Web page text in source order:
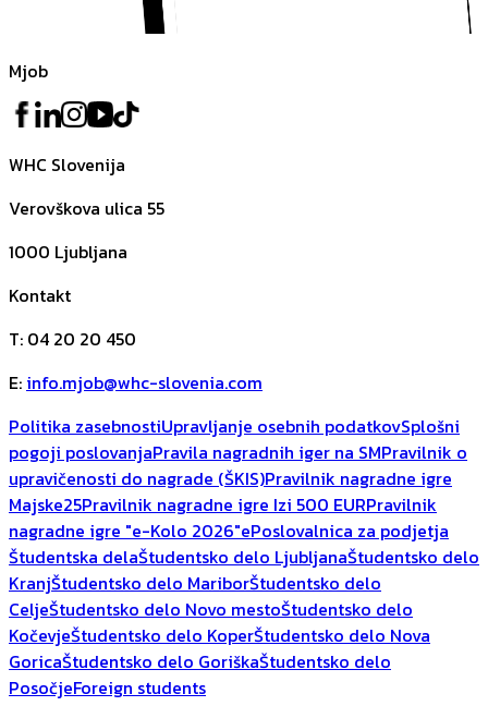
Mjob
WHC Slovenija
Verovškova ulica 55
1000 Ljubljana
Kontakt
T: 04 20 20 450
E: info.mjob@whc-slovenia.com
Politika zasebnostiUpravljanje osebnih podatkovSplošni
pogoji poslovanjaPravila nagradnih iger na SMPravilnik o
upravičenosti do nagrade (ŠKIS)Pravilnik nagradne igre
Majske25Pravilnik nagradne igre Izi 500 EURPravilnik
nagradne igre "e-Kolo 2026"ePoslovalnica za podjetja
Študentska delaŠtudentsko delo LjubljanaŠtudentsko delo
KranjŠtudentsko delo MariborŠtudentsko delo
CeljeŠtudentsko delo Novo mestoŠtudentsko delo
KočevjeŠtudentsko delo KoperŠtudentsko delo Nova
GoricaŠtudentsko delo GoriškaŠtudentsko delo
PosočjeForeign students